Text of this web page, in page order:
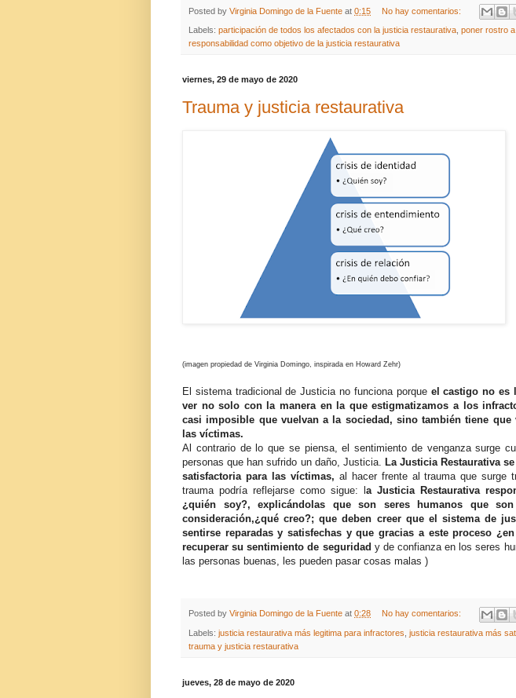
Posted by Virginia Domingo de la Fuente at 0:15 No hay comentarios:
Labels: participación de todos los afectados con la justicia restaurativa, poner rostro
responsabilidad como objetivo de la justicia restaurativa
viernes, 29 de mayo de 2020
Trauma y justicia restaurativa
(imagen propiedad de Virginia Domingo, inspirada en Howard Zehr)
El sistema tradicional de Justicia no funciona porque el castigo no es
ver no solo con la manera en la que estigmatizamos a los
casi imposible que vuelvan a la sociedad, sino también tiene que
las víctimas.
Al contrario de lo que se piensa, el sentimiento de venganza surge
personas que han sufrido un daño, Justicia. La Justicia Restaurativa
satisfactoria para las víctimas, al hacer frente al trauma que surge
trauma podría reflejarse como sigue: l a Justicia Restaurativa
¿quién soy?, explicándolas que son seres humanos que
consideración,¿qué creo?; que deben creer que el sistema de
sentirse reparadas y satisfechas y que gracias a este proceso
recuperar su sentimiento de seguridad y de confianza en los seres
las personas buenas, les pueden pasar cosas malas )
Posted by Virginia Domingo de la Fuente at 0:28 No hay comentarios:
Labels: justicia restaurativa más legitima para infractores justicia restaurativa más
trauma y justicia restaurativa
jueves, 28 de mayo de 2020